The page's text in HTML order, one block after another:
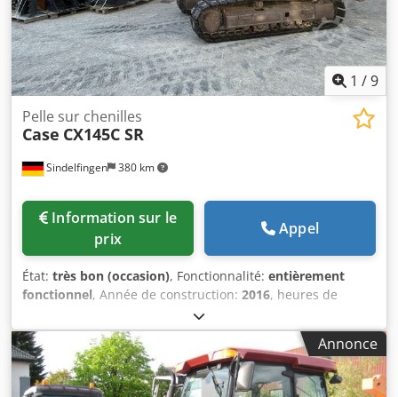
122 l/min - 130 bar Pompe à vide : Samson Télécommande
: ?
1 /9
Sindelfingen 380 km
Pelle sur chenilles
Case CX145C SR
prix
Appel
État: très bon (occasion), Fonctionnalité: entièrement
fonctionnel, Année de construction: 2016, heures de
, * 11 500 heures de
fonctionnement * Poids en ordre de marche : 15 700 kg *
Puissance moteur : 77 kW * Semelles Roadliner Dodpfxsy
Rm H Ee Apcskr * Attache rapide hydraulique *
Climatisation
Annonce